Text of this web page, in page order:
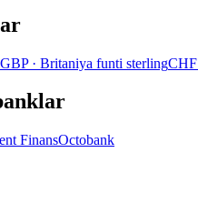
GBP· Britaniya funti sterlingCHF
FinansOctobank